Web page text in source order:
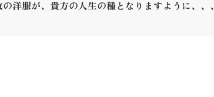
の洋服が、貴方の人生の種となりますように、、、